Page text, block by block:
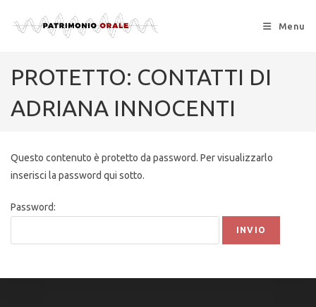
Menu
PROTETTO: CONTATTI DI
ADRIANA INNOCENTI
Questo contenuto è protetto da password. Per visualizzarlo
inserisci la password qui sotto.
Password: